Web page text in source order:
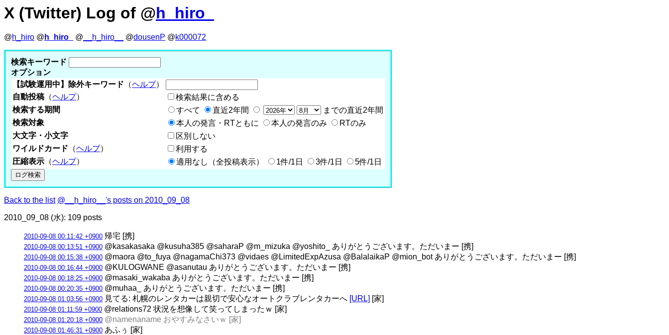
X (Twitter) Log of @h_hiro_
@h_hiro @ h_hiro_ @ __h_hiro__ @dousenP @k000072
検索キーワード
オプション
【試験運用中】除外キーワード （ヘルプ）
自動投稿 （ヘルプ）
検索結果に含める
検索する期間
すべて 直近2年間
までの直近2年間
検索対象
本人の発言・RTともに 本人の発言のみ
RTのみ
大文字・小文字
区別しない
ワイルドカード （ヘルプ）
利用する
圧縮表示 （ヘルプ） 適用なし（全投稿表示） 1件/1日 3件/1日 5件/1日
Back to the list @__h_hiro__'s posts on 2010_09_08
2010_09_08 (水): 109 posts
2010-09-08 00:11:42 +0900 帰宅 [携]
2010-09-08 00:13:51 +0900 @kasakasaka @kusuha385 @saharaP @m_mizuka @yoshito_ ありがとうございます。ただいまー [携]
2010-09-08 00:15:38 +0900 @maora @to_fuya @nagamaChi373 @vidaes @LimitedExpAzusa @BalalaikaP @mion_bot ありがとうございます。ただいまー [携]
2010-09-08 00:16:44 +0900 @KULOGWANE @asanutau ありがとうございます。ただいまー [携]
2010-09-08 00:18:25 +0900 @masaki_wakaba ありがとうございます。ただいまー [携]
2010-09-08 00:20:35 +0900 @muhaa_ ありがとうございます。ただいまー [携]
2010-09-08 01:03:56 +0900 見てる: 札幌のレンタカーは親切で安心なオートクラブレンタカーへ [URL] [家]
2010-09-08 01:11:59 +0900 @relations72 状況を想像して笑ってしまったｗ [家]
2010-09-08 01:20:18 +0900 @namenaname おやすみなさいｗ [家]
2010-09-08 01:46:31 +0900 あふぅ [家]